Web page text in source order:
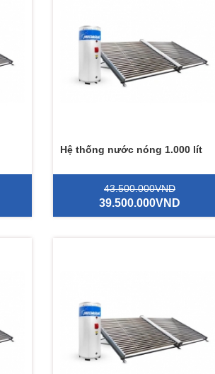
Hệ thống nước nóng 1.000 lít
43.500.000VND
39.500.000VND